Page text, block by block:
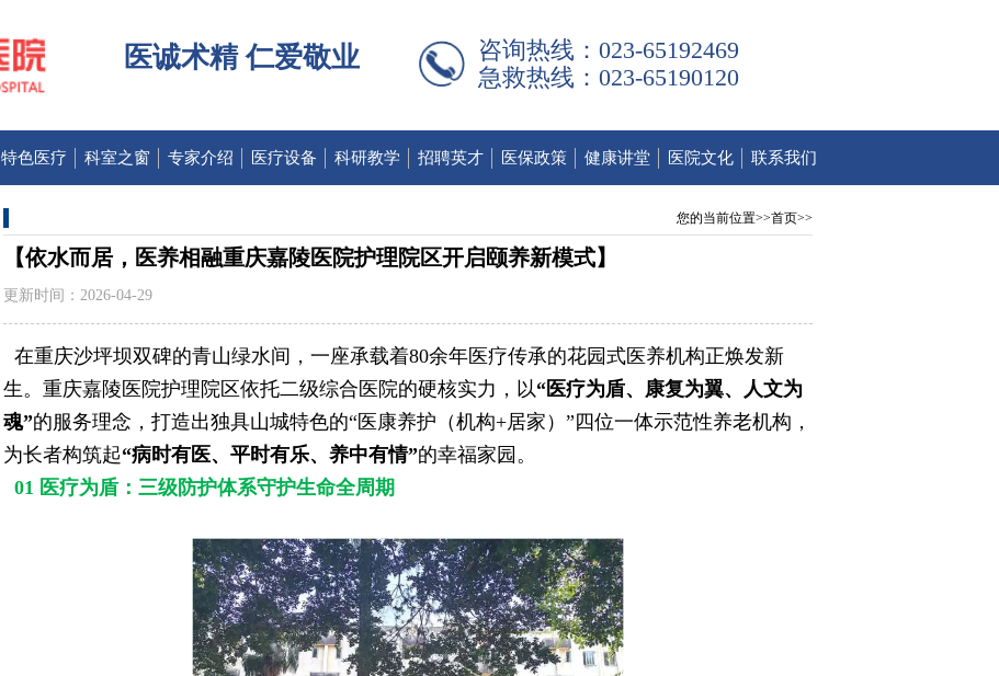
医诚术精 仁爱敬业
咨询热线：023-65192469
急救热线：023-65190120
特色医疗 科室之窗 专家介绍 医疗设备 科研教学 招聘英才 医保政策 健康讲堂 医院文化 联系我们
您的当前位置>>首页>>
【依水而居，医养相融重庆嘉陵医院护理院区开启颐养新模式】
更新时间：2026-04-29
在重庆沙坪坝双碑的青山绿水间，一座承载着80余年医疗传承的花园式医养机构正焕发新
生。重庆嘉陵医院护理院区依托二级综合医院的硬核实力，以“医疗为盾、康复为翼、人文为
魂”的服务理念，打造出独具山城特色的“医康养护（机构+居家）”四位一体示范性养老机构，
为长者构筑起“病时有医、平时有乐、养中有情”的幸福家园。
01 医疗为盾：三级防护体系守护生命全周期